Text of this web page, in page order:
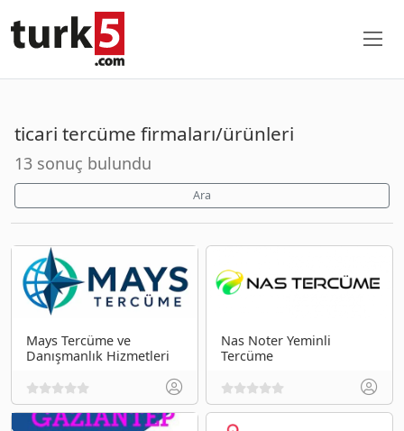
ticari tercüme firmaları/ürünleri
13 sonuç bulundu
Ara
Mays Tercüme ve
Danışmanlık Hizmetleri
Nas Noter Yeminli
Tercüme